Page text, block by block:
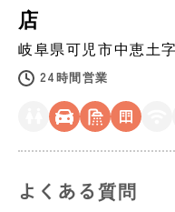
店
岐阜県可児市中恵土
24時間営業
よくある質問